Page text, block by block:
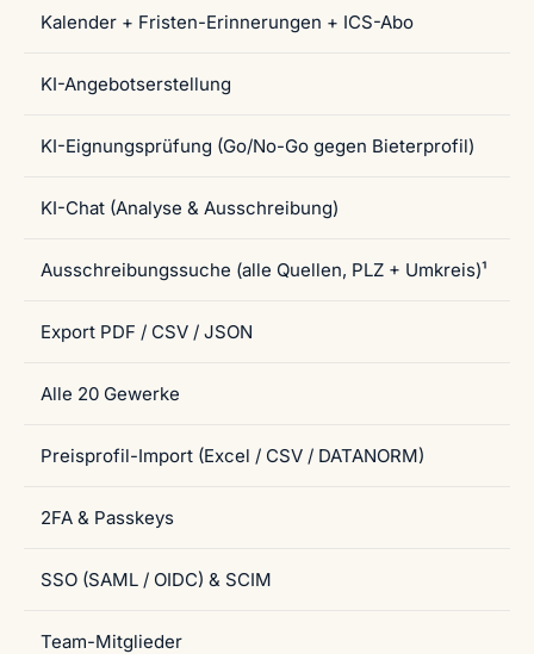
Kalender + Fristen-Erinnerungen + ICS-Abo
KI-Angebotserstellung
KI-Eignungsprüfung (Go/No-Go gegen Bieterprofil)
KI-Chat (Analyse & Ausschreibung)
Ausschreibungssuche (alle Quellen, PLZ + Umkreis)¹
Export PDF / CSV / JSON
Alle 20 Gewerke
Preisprofil-Import (Excel / CSV / DATANORM)
2FA & Passkeys
SSO (SAML / OIDC) & SCIM
Team-Mitglieder